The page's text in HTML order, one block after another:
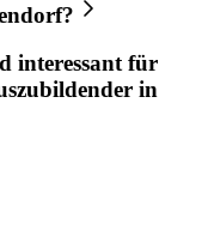
?
interessant für
in